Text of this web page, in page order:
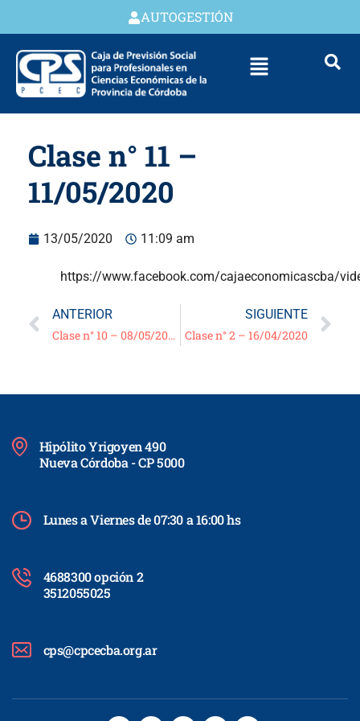
AUTOGESTIÓN
Clase n° 11 –
11/05/2020
13/05/2020 11:09 am
https://www.facebook.com/cajaeconomicascba/
ANTERIOR
Clase n° 10 – 08/05/2020
SIGUIENTE
Clase n° 2 – 16/04/2020
Hipólito Yrigoyen 490
Nueva Córdoba - CP 5000
Lunes a Viernes de 07:30 a 16:00 hs
4688300 opción 2
3512055025
cps@cpcecba.org.ar